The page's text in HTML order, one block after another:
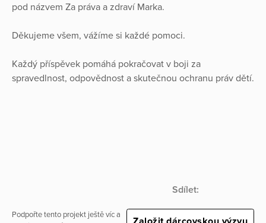
pod názvem Za práva a zdraví Marka.
Děkujeme všem, vážíme si každé pomoci.
Každý příspěvek pomáhá pokračovat v boji za
spravedlnost, odpovědnost a skutečnou ochranu práv dětí.
Sdílet:
Podpořte tento projekt ještě víc a